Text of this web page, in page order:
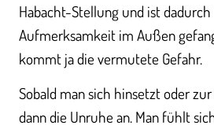
Habacht-Stellung und ist
Aufmerksamkeit im Außen
kommt ja die vermutete Gefahr.
Sobald man sich hinsetzt oder
dann die Unruhe an. Man fühlt